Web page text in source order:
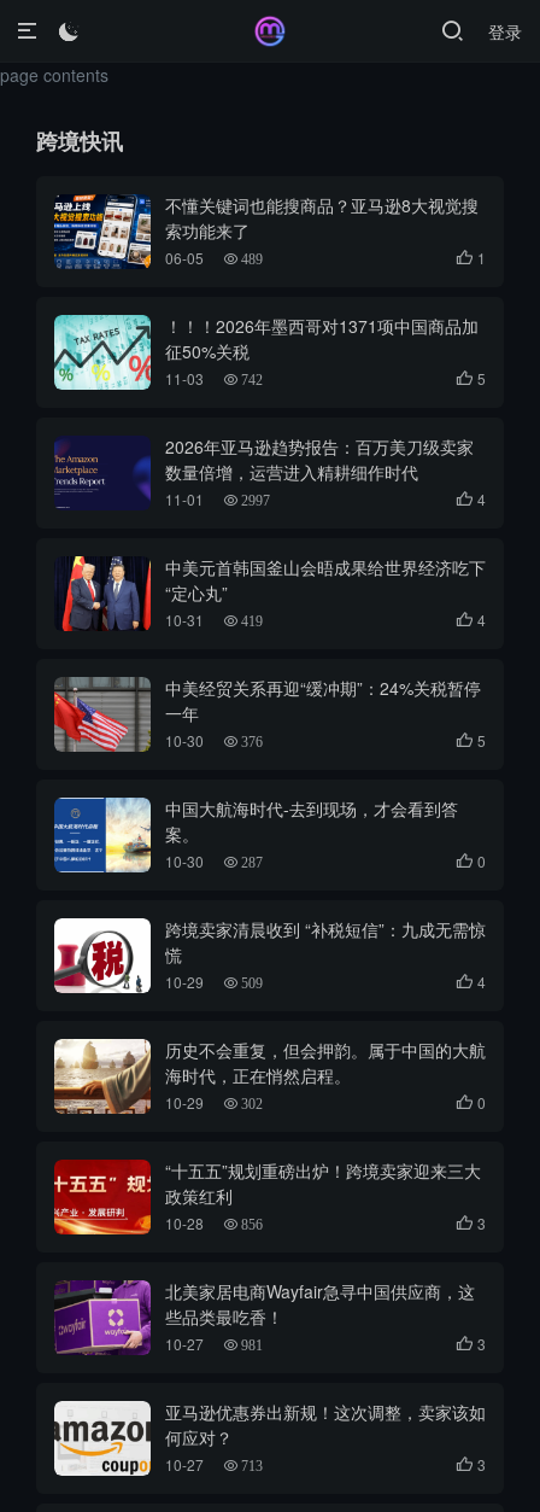
page contents
登录

跨境快讯
不懂关键词也能搜商品？亚马逊8大视觉搜
索功能来了
06-05 489  1
！！！2026年墨西哥对1371项中国商品加
征50%关税
11-03 742  5
2026年亚马逊趋势报告：百万美刀级卖家
数量倍增，运营进入精耕细作时代
11-01 2997  4
中美元首韩国釜山会晤成果给世界经济吃下
“定心丸”
10-31 419  4
中美经贸关系再迎“缓冲期”：24%关税暂停
一年
10-30 376  5
中国大航海时代-去到现场，才会看到答
案。
10-30 287  0
跨境卖家清晨收到 “补税短信”：九成无需惊
慌
10-29 509  4
历史不会重复，但会押韵。属于中国的大航
海时代，正在悄然启程。
10-29 302  0
“十五五”规划重磅出炉！跨境卖家迎来三大
政策红利
10-28 856  3
北美家居电商Wayfair急寻中国供应商，这
些品类最吃香！
10-27 981  3
亚马逊优惠券出新规！这次调整，卖家该如
何应对？
10-27 713  3